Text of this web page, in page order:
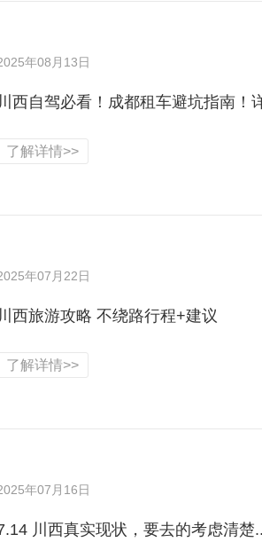
年08月13日
川西自驾必看！成都租车避坑指南！
了解详情>>
年07月22日
川西旅游攻略 不绕路行程+建议
了解详情>>
年07月16日
川西真实现状，要去的考虑清楚